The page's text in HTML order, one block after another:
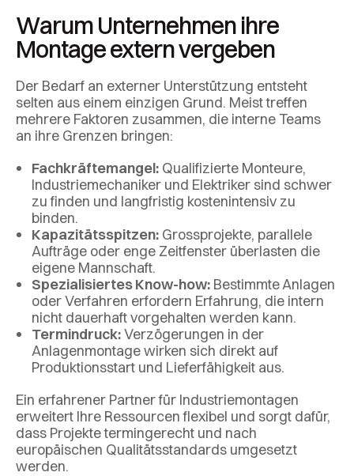
Warum Unternehmen ihre
Montage extern vergeben
Der Bedarf an externer Unterstützung entsteht
selten aus einem einzigen Grund. Meist treffen
mehrere Faktoren zusammen, die interne Teams
an ihre Grenzen bringen:
Fachkräftemangel: Qualifizierte Monteure,
Industriemechaniker und Elektriker sind schwer
zu finden und langfristig kostenintensiv zu
binden.
Kapazitätsspitzen: Grossprojekte, parallele
Aufträge oder enge Zeitfenster überlasten die
eigene Mannschaft.
Spezialisiertes Know-how: Bestimmte Anlagen
oder Verfahren erfordern Erfahrung, die intern
nicht dauerhaft vorgehalten werden kann.
Termindruck:Verzögerungen in der
Anlagenmontage wirken sich direkt auf
Produktionsstart und Lieferfähigkeit aus.
Ein erfahrener Partner für Industriemontagen
erweitert Ihre Ressourcen flexibel und sorgt dafür,
dass Projekte termingerecht und nach
europäischen Qualitätsstandards umgesetzt
werden.